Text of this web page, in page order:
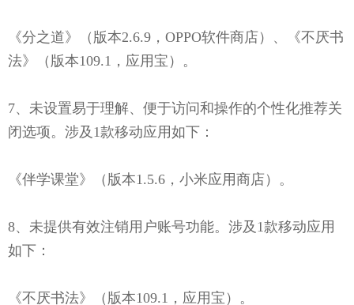
《分之道》（版本2.6.9，OPPO软件商店）、《不厌书
法》（版本109.1，应用宝）。
7、未设置易于理解、便于访问和操作的个性化推荐关
闭选项。涉及1款移动应用如下：
《伴学课堂》（版本1.5.6，小米应用商店）。
8、未提供有效注销用户账号功能。涉及1款移动应用
如下：
《不厌书法》（版本109.1，应用宝）。